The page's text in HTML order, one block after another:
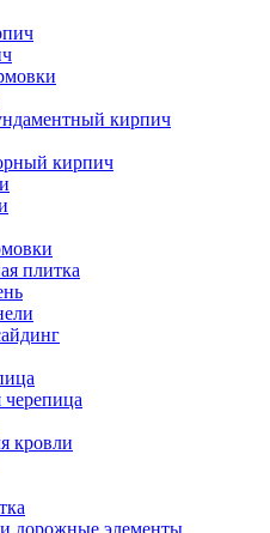
кирпич
кирпич
плитка
кровли